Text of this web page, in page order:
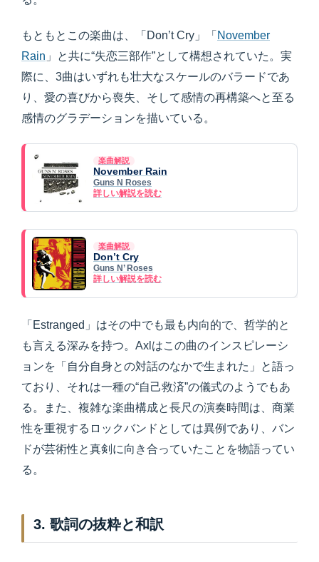
もともとこの楽曲は、「Don’t Cry」「 November
Rain 」と共に“失恋三部作”として構想されていた。実
際に、3曲はいずれも壮大なスケールのバラードであ
り、愛の喜びから喪失、そして感情の再構築へと至る
感情のグラデーションを描いている。
楽曲解説
November Rain
Guns N Roses
詳しい解説を読む
楽曲解説
Don’t Cry
Guns N’ Roses
詳しい解説を読む
「Estranged」はその中でも最も内向的で、哲学的と
も言える深みを持つ。Axlはこの曲のインスピレーシ
ョンを「自分自身との対話のなかで生まれた」と語っ
ており、それは一種の“自己救済”の儀式のようでもあ
る。また、複雑な楽曲構成と長尺の演奏時間は、商業
性を重視するロックバンドとしては異例であり、バン
ドが芸術性と真剣に向き合っていたことを物語ってい
る。
3. 歌詞の抜粋と和訳